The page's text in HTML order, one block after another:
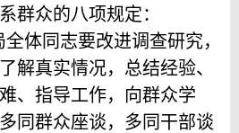
群众的八项规定：
体同志要改进调查研究，
解真实情况，总结经验、
、指导工作，向群众学
同群众座谈，多同干部谈